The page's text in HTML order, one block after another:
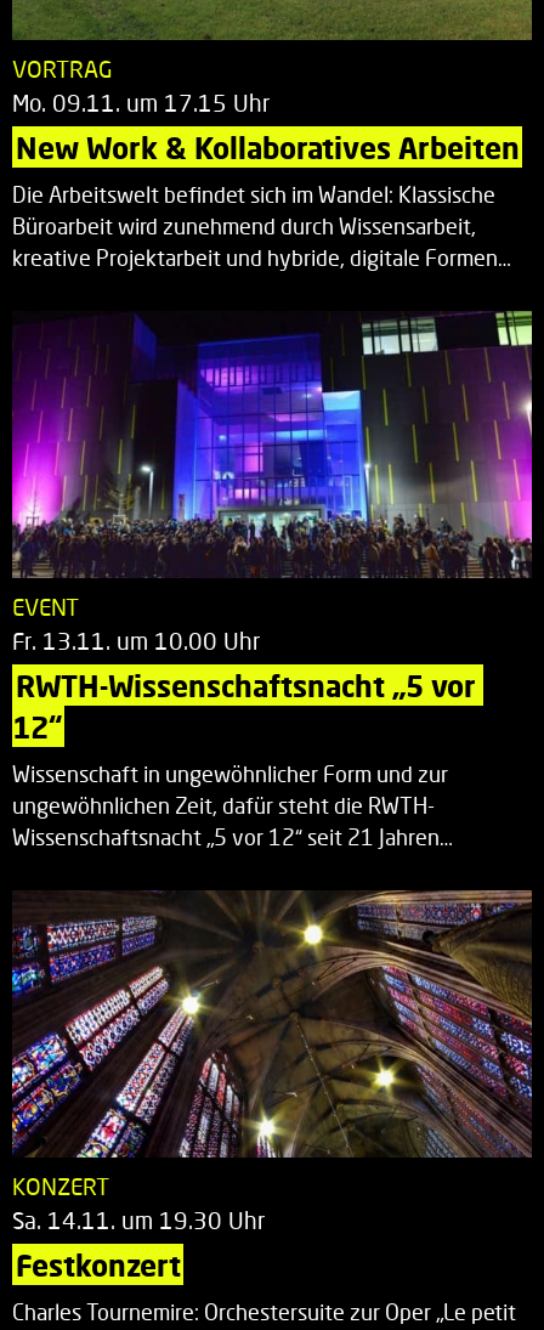
VORTRAG
Mo. 09.11. um 17.15 Uhr
New Work & Kollaboratives Arbeiten
Die Arbeitswelt befindet sich im Wandel: Klassische
Büroarbeit wird zunehmend durch Wissensarbeit,
kreative Projektarbeit und hybride, digitale Formen…
EVENT
Fr. 13.11. um 10.00 Uhr
RWTH-Wissenschaftsnacht „5 vor
12“
Wissenschaft in ungewöhnlicher Form und zur
ungewöhnlichen Zeit, dafür steht die RWTH-
Wissenschaftsnacht „5 vor 12“ seit 21 Jahren…
KONZERT
Sa. 14.11. um 19.30 Uhr
Festkonzert
Charles Tournemire: Orchestersuite zur Oper „Le petit